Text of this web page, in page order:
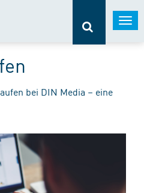
bei DIN Media – eine